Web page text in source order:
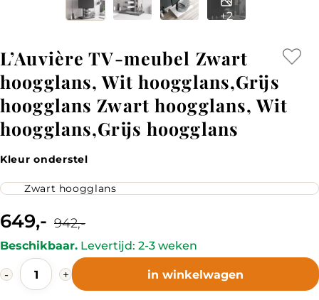
+2
L’Auvière TV-meubel Zwart
hoogglans, Wit hoogglans,Grijs
hoogglans Zwart hoogglans, Wit
hoogglans,Grijs hoogglans
Kleur onderstel
649,- Current
price
is:
649,-.
942,-price
was:
942,-.
Beschikbaar. Levertijd: 2-3 weken
-
L'Auvière
TV-
meubel
+ in winkelwagen